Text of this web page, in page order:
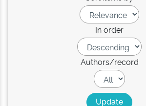
In order
Authors/record